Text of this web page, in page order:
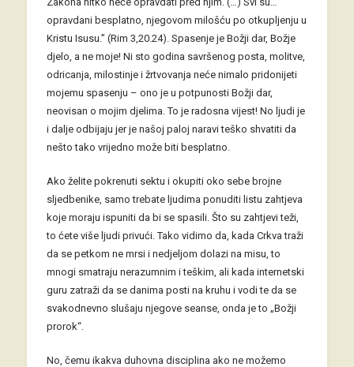
opravdani besplatno, njegovom milošću po otkupljenju u
Kristu Isusu.” (Rim 3,20.24). Spasenje je Božji dar, Božje
djelo, a ne moje! Ni sto godina savršenog posta, molitve,
odricanja, milostinje i žrtvovanja neće nimalo pridonijeti
mojemu spasenju – ono je u potpunosti Božji dar,
neovisan o mojim djelima. To je radosna vijest! No ljudi je
i dalje odbijaju jer je našoj paloj naravi teško shvatiti da
nešto tako vrijedno može biti besplatno.
Ako želite pokrenuti sektu i okupiti oko sebe brojne
sljedbenike, samo trebate ljudima ponuditi listu zahtjeva
koje moraju ispuniti da bi se spasili. Što su zahtjevi teži,
to ćete više ljudi privući. Tako vidimo da, kada Crkva traži
da se petkom ne mrsi i nedjeljom dolazi na misu, to
mnogi smatraju nerazumnim i teškim, ali kada internetski
guru zatraži da se danima posti na kruhu i vodi te da se
svakodnevno slušaju njegove seanse, onda je to „Božji
prorok“.
No, čemu ikakva duhovna disciplina ako ne možemo